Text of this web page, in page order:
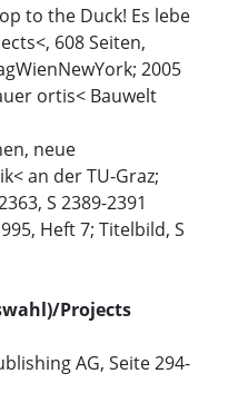
to the Duck! Es lebe
608 Seiten,
2005
ortis< Bauwelt
neue
an der TU-Graz;
S 2389-2391
Heft 7; Titelbild, S
Projects
AG, Seite 294-